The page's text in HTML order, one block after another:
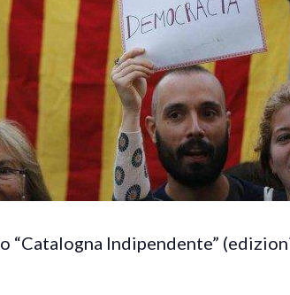
“Catalogna Indipendente”